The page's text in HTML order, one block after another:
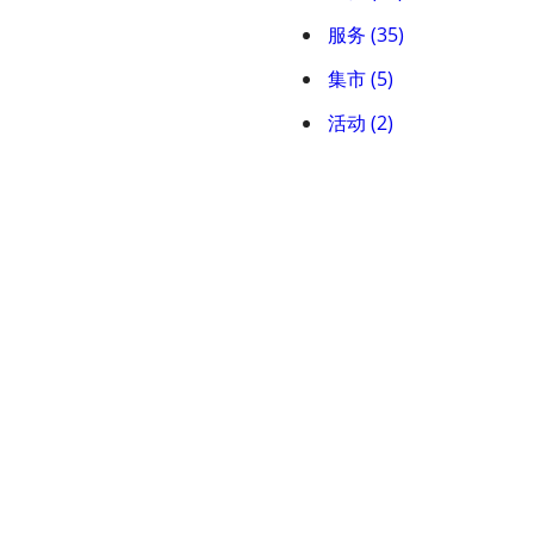
服务 (35)
集市 (5)
活动 (2)